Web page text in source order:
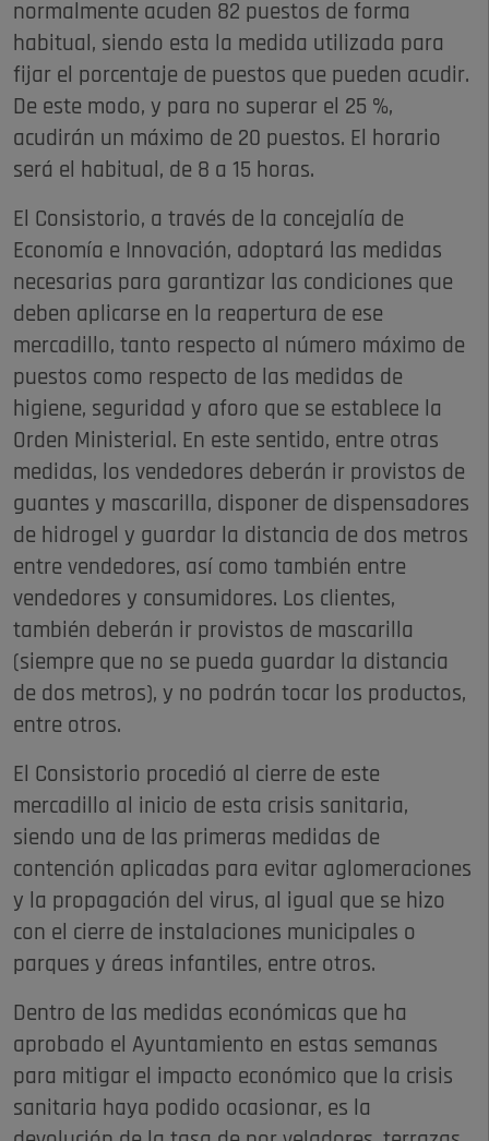
normalmente acuden 82 puestos de forma
habitual, siendo esta la medida utilizada para
fijar el porcentaje de puestos que pueden acudir.
De este modo, y para no superar el 25 %,
acudirán un máximo de 20 puestos. El horario
será el habitual, de 8 a 15 horas.
El Consistorio, a través de la concejalía de
Economía e Innovación, adoptará las medidas
necesarias para garantizar las condiciones que
deben aplicarse en la reapertura de ese
mercadillo, tanto respecto al número máximo de
puestos como respecto de las medidas de
higiene, seguridad y aforo que se establece la
Orden Ministerial. En este sentido, entre otras
medidas, los vendedores deberán ir provistos de
guantes y mascarilla, disponer de dispensadores
de hidrogel y guardar la distancia de dos metros
entre vendedores, así como también entre
vendedores y consumidores. Los clientes,
también deberán ir provistos de mascarilla
(siempre que no se pueda guardar la distancia
de dos metros), y no podrán tocar los productos,
entre otros.
El Consistorio procedió al cierre de este
mercadillo al inicio de esta crisis sanitaria,
siendo una de las primeras medidas de
contención aplicadas para evitar aglomeraciones
y la propagación del virus, al igual que se hizo
con el cierre de instalaciones municipales o
parques y áreas infantiles, entre otros.
Dentro de las medidas económicas que ha
aprobado el Ayuntamiento en estas semanas
para mitigar el impacto económico que la crisis
sanitaria haya podido ocasionar, es la